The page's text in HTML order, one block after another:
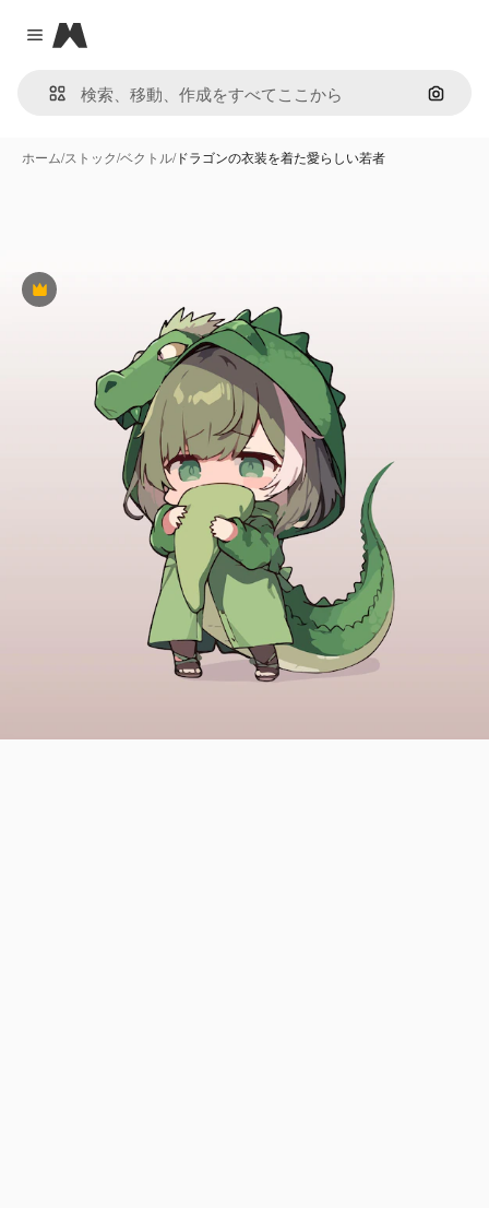
Close menu
Magnific
画像で
ホーム/ストック/ベクトル/ドラゴンの衣装を着た愛らしい若者
Premium